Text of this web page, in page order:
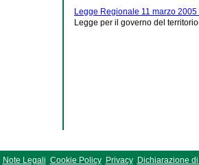
Legge Regionale 11 marzo 2005
Legge per il governo del
Note Legali Cookie Policy Privacy
Dichiarazione